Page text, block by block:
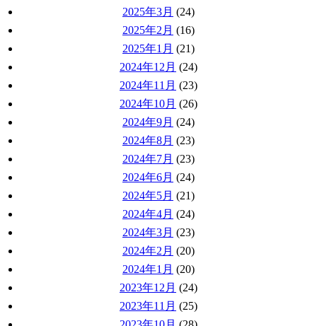
2025年3月 (24)
2025年2月 (16)
2025年1月 (21)
2024年12月 (24)
2024年11月 (23)
2024年10月 (26)
2024年9月 (24)
2024年8月 (23)
2024年7月 (23)
2024年6月 (24)
2024年5月 (21)
2024年4月 (24)
2024年3月 (23)
2024年2月 (20)
2024年1月 (20)
2023年12月 (24)
2023年11月 (25)